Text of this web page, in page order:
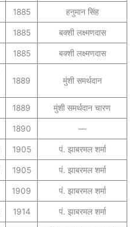
1885 हनुमान सिंह
1885 बक्शी लक्ष्मणदास
1885 बक्शी लक्ष्मणदास
1889 मुंशी समर्थदान
1889 मुंशी समर्थदान चारण
1890 —
1905 पं. झाबरमल शर्मा
1905 पं. झाबरमल शर्मा
1909 पं. झाबरमल शर्मा
1914 पं. झाबरमल शर्मा